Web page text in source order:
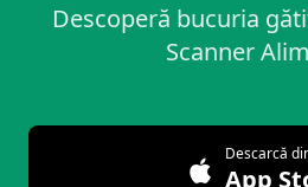
Descoperă bucuria
Scanner
Descarcă
App